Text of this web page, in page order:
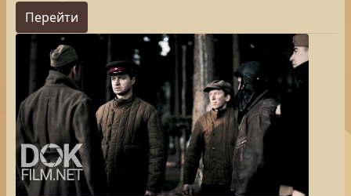
Перейти